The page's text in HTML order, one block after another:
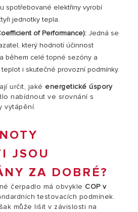
spotřebované elektřiny vyrobí
jednotky tepla.
of Performance): Jedná se
který hodnotí účinnost
během celé topné sezóny a
i skutečné provozní podmínky.
určit, jaké energetické úspory
nabídnout ve srovnání s
vytápění.
JSOU
ZA DOBRÉ?
čerpadlo má obvykle COP v
testovacích podmínek.
může lišit v závislosti na